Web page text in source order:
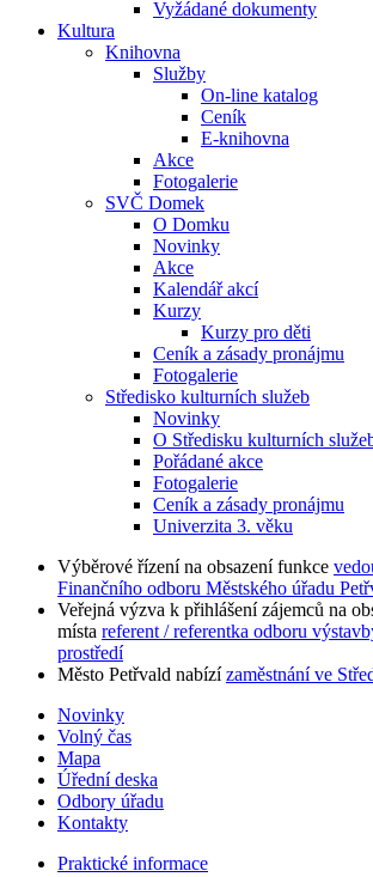
Vyžádané dokumenty
Kultura
Knihovna
Služby
On-line katalog
Ceník
E-knihovna
Akce
Fotogalerie
SVČ Domek
O Domku
Novinky
Akce
Kalendář akcí
Kurzy
Kurzy pro děti
Ceník a zásady pronájmu
Fotogalerie
Středisko kulturních služeb
Novinky
O Středisku kulturních
Pořádané akce
Fotogalerie
Ceník a zásady pronájmu
Univerzita 3. věku
Výběrové řízení na obsazení funkce
Finančního odboru Městského úřadu
Veřejná výzva k přihlášení zájemců na
místa referent / referentka odboru
prostředí
Město Petřvald nabízízaměstnání ve
Novinky
Volný čas
Mapa
Úřední deska
Odbory úřadu
Kontakty
Praktické informace